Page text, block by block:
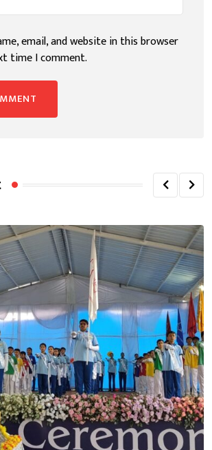
email, and website in this browser
time I comment.